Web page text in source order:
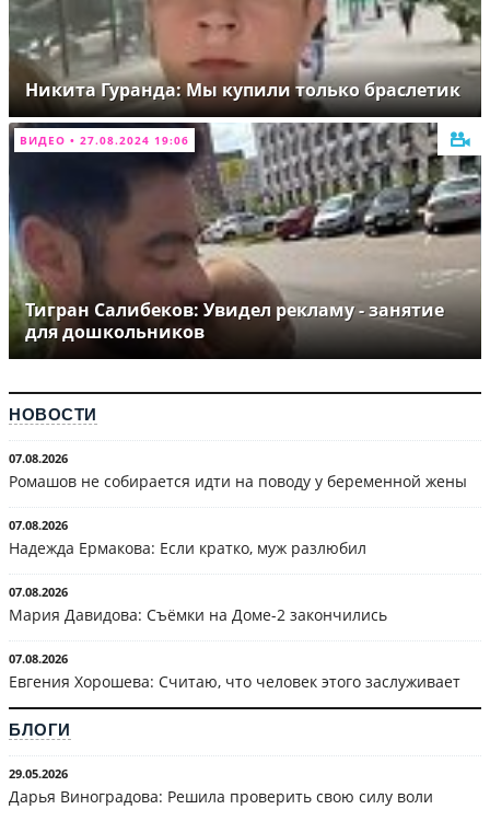
Никита Гуранда: Мы купили только браслетик
ВИДЕО • 27.08.2024 19:06
Тигран Салибеков: Увидел рекламу - занятие
для дошкольников
НОВОСТИ
07.08.2026
Ромашов не собирается идти на поводу у беременной жены
07.08.2026
Надежда Ермакова: Если кратко, муж разлюбил
07.08.2026
Мария Давидова: Съёмки на Доме-2 закончились
07.08.2026
Евгения Хорошева: Считаю, что человек этого заслуживает
БЛОГИ
29.05.2026
Дарья Виноградова: Решила проверить свою силу воли